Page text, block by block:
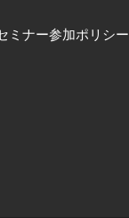
ミナー参加ポリシー